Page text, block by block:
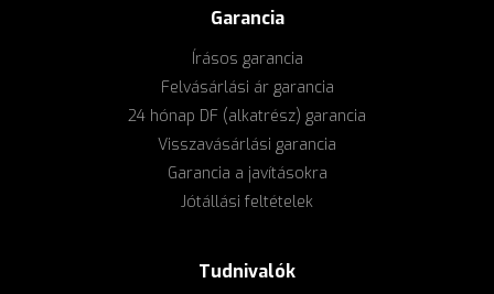
Garancia
Írásos garancia
Felvásárlási ár garancia
24 hónap DF (alkatrész) garancia
Visszavásárlási garancia
Garancia a javításokra
Jótállási feltételek
Tudnivalók